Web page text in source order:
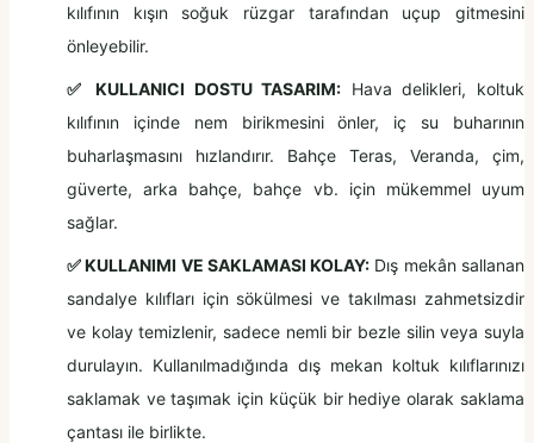
kılıfının kışın soğuk rüzgar tarafından uçup gitmesini
önleyebilir.
✅ KULLANICI DOSTU TASARIM: Hava delikleri, koltuk
kılıfının içinde nem birikmesini önler, iç su buharının
buharlaşmasını hızlandırır. Bahçe Teras, Veranda, çim,
güverte, arka bahçe, bahçe vb. için mükemmel uyum
sağlar.
✅ KULLANIMI VE SAKLAMASI KOLAY: Dış mekân sallanan
sandalye kılıfları için sökülmesi ve takılması zahmetsizdir
ve kolay temizlenir, sadece nemli bir bezle silin veya suyla
durulayın. Kullanılmadığında dış mekan koltuk kılıflarınızı
saklamak ve taşımak için küçük bir hediye olarak saklama
çantası ile birlikte.